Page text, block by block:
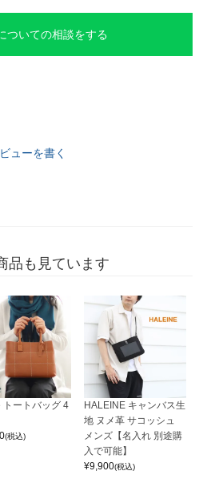
ついての相談をする
ューを書く
品も見ています
トートバッグ 4
(税込)
HALEINE キャンバス生
地 ヌメ革 サコッシュ
メンズ【名入れ 別途購
入で可能】
¥9,900(税込)